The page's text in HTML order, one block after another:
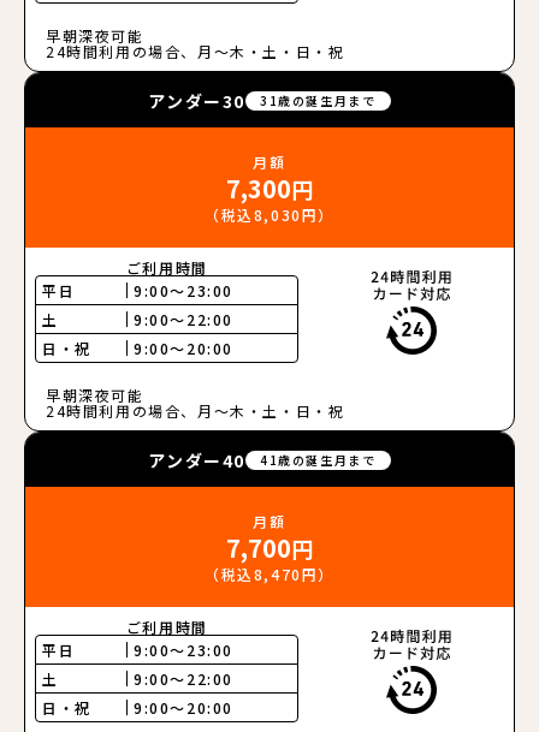
早朝深夜可能
24時間利用の場合、月〜木・土・日・祝
アンダー30 31歳の誕生月まで
月額
7,300円
（税込8,030円）
ご利用時間
平日
9:00〜23:00
土
9:00〜22:00
日・祝
9:00〜20:00
早朝深夜可能
24時間利用の場合、月〜木・土・日・祝
アンダー40 41歳の誕生月まで
月額
7,700円
（税込8,470円）
ご利用時間
平日
9:00〜23:00
土
9:00〜22:00
日・祝
9:00〜20:00